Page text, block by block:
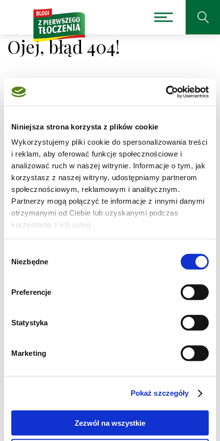
Niniejsza strona korzysta z plików cookie
Wykorzystujemy pliki cookie do spersonalizowania treści
i reklam, aby oferować funkcje społecznościowe i
analizować ruch w naszej witrynie. Informacje o tym, jak
korzystasz z naszej witryny, udostępniamy partnerom
społecznościowym, reklamowym i analitycznym.
Partnerzy mogą połączyć te informacje z innymi danymi
otrzymanymi od Ciebie lub uzyskanymi podczas
korzystania z ich usług.
zgody
Niezbędne
Preferencje
Statystyka
Marketing
Pokaż szczegóły
Zezwól na wszystkie
Ojej, błąd 404!
Niestety nie można było
odnaleźć strony, której
szukasz.
Adres, który próbujesz odwiedzić
/przepisy/drozdzowe-placuszki-z-twarogiem/1
obecnie niedostępny.
Sprawdź pisownię adresu lub skorzystaj z wyszukiwarki
Jak powstają oleje tłoczone na zimno Kujawski?